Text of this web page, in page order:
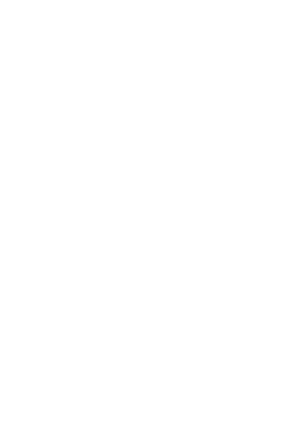
已標示「10000mAh」，卻仍被要求當場
好多鮮為人知嘅好處：減肥、消水腫、降血
電腦､剪片寫稿,成日覺得眼睛乾澀､腦袋好似｢斷